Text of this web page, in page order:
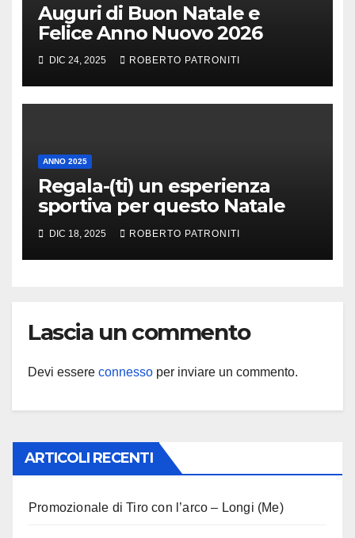
Auguri di Buon Natale e
Felice Anno Nuovo 2026
DIC 24, 2025 ROBERTO PATRONITI
ANNO 2025
Regala-(ti) un esperienza
sportiva per questo Natale
DIC 18, 2025 ROBERTO PATRONITI
Lascia un commento
Devi essere connesso per inviare un commento.
ARTICOLI RECENTI
Promozionale di Tiro con l’arco – Longi (Me)